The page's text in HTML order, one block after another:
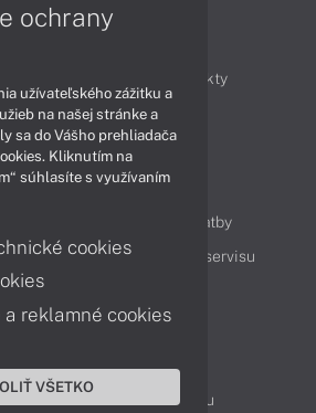
Produkty
Videá
Obsah
Možnosti doručenia a platby
Servisné služby Cenník servisu
Kontakty
771
Obchodné oddelenie
Reklamácia tovaru
ochrany
užívateľského zážitku a
na našej stránke a
sa do Vášho prehliadača
Kliknutím na
súhlasíte s využívaním
cookies
reklamné cookies
VŠETKO